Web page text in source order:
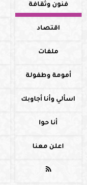
فنون وثقافة
اقتصاد
ملفات
أمومة وطفولة
اسألي وأنا أجاوبك
أنا حوا
اعلن معنا
